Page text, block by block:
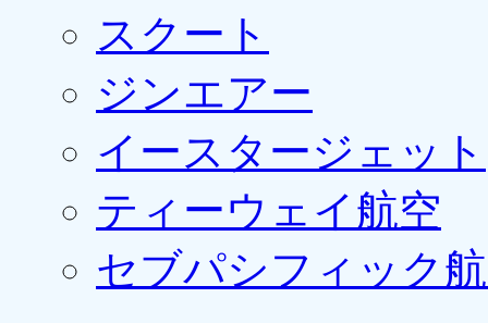
スクート
ジンエアー
イースタージェット
ティーウェイ航空
セブパシフィック